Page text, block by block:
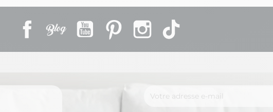
Facebook
Rss YouTube PinterestInstagram